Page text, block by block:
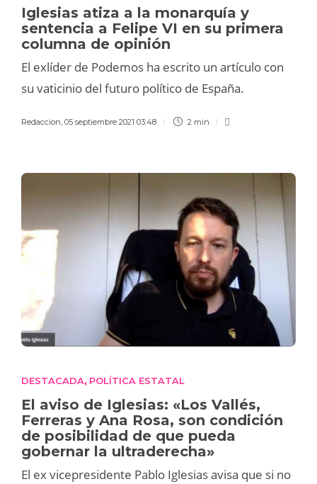
Iglesias atiza a la monarquía y
sentencia a Felipe VI en su primera
columna de opinión
El exlíder de Podemos ha escrito un artículo con
su vaticinio del futuro político de España.
Redaccion, 05 septiembre 2021 03:48 2 min
DESTACADA, POLÍTICA ESTATAL
El aviso de Iglesias: «Los Vallés,
Ferreras y Ana Rosa, son condición
de posibilidad de que pueda
gobernar la ultraderecha»
El ex vicepresidente Pablo Iglesias avisa que si no